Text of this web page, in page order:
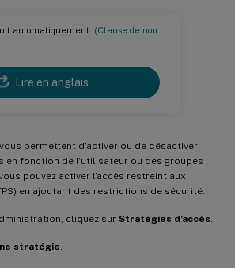
automatiquement. (Clause de non
Lire en anglais
permettent d’activer ou de désactiver
en fonction de l’utilisateur ou des groupes
pouvez activer l’accès restreint aux
en ajoutant des restrictions de sécurité.
cliquez sur Stratégies d’accès
stratégie